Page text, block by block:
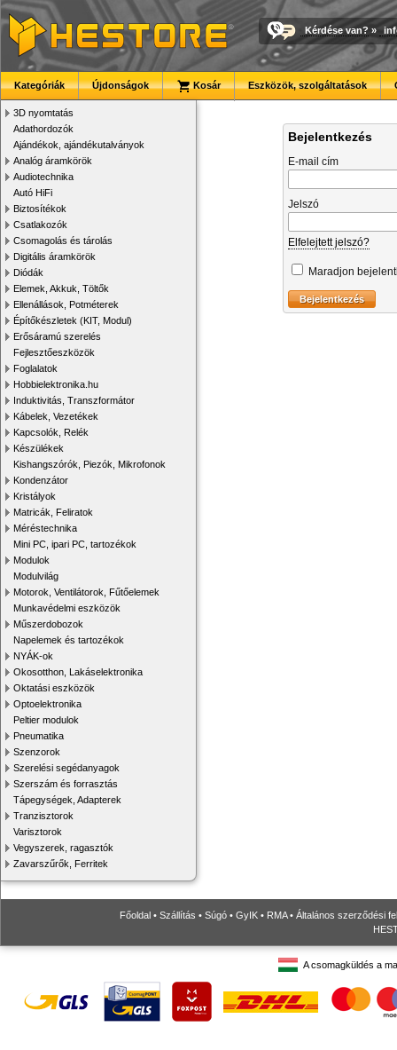
Kérdése van? »
Kategóriák Újdonságok Kosár Eszközök, szolgáltatások
3D nyomtatás
Adathordozók
Ajándékok, ajándékutalványok
Analóg áramkörök
Audiotechnika
Autó HiFi
Biztosítékok
Csatlakozók
Csomagolás és tárolás
Digitális áramkörök
Diódák
Elemek, Akkuk, Töltők
Ellenállások, Potméterek
Építőkészletek (KIT, Modul)
Erősáramú szerelés
Fejlesztőeszközök
Foglalatok
Hobbielektronika.hu
Induktivitás, Transzformátor
Kábelek, Vezetékek
Kapcsolók, Relék
Készülékek
Kishangszórók, Piezók, Mikrofonok
Kondenzátor
Kristályok
Matricák, Feliratok
Méréstechnika
Mini PC, ipari PC, tartozékok
Modulok
Modulvilág
Motorok, Ventilátorok, Fűtőelemek
Munkavédelmi eszközök
Műszerdobozok
Napelemek és tartozékok
NYÁK-ok
Okosotthon, Lakáselektronika
Oktatási eszközök
Optoelektronika
Peltier modulok
Pneumatika
Szenzorok
Szerelési segédanyagok
Szerszám és forrasztás
Tápegységek, Adapterek
Tranzisztorok
Varisztorok
Vegyszerek, ragasztók
Zavarszűrők, Ferritek
Bejelentkezés
E-mail cím
Jelszó
Elfelejtett jelszó?
Maradjon
Főoldal • Szállítás • Súgó • GyIK • RMA• Általános szerződési
A csomagküldés a